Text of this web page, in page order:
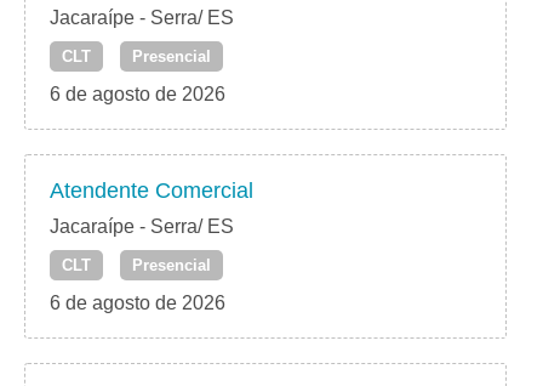
Jacaraípe - Serra/ ES
CLT Presencial
6 de agosto de 2026
Atendente Comercial
Jacaraípe - Serra/ ES
CLT Presencial
6 de agosto de 2026